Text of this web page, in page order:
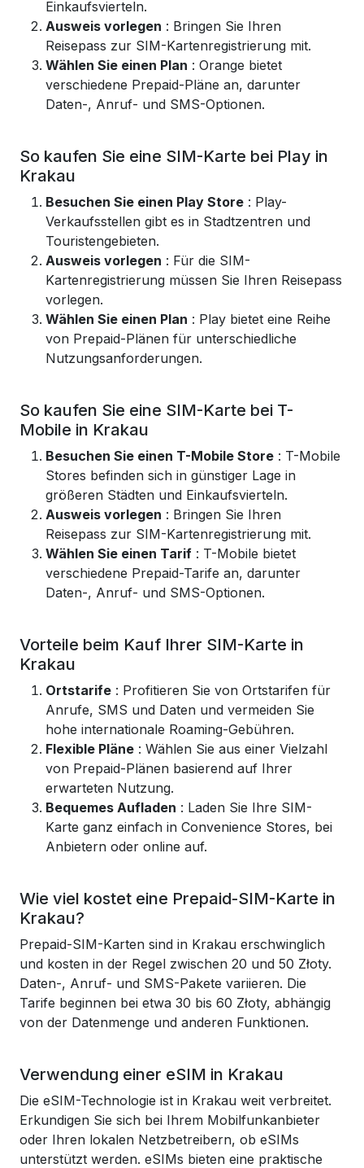
Einkaufsvierteln.
Ausweis vorlegen : Bringen Sie Ihren
Reisepass zur SIM-Kartenregistrierung mit.
Wählen Sie einen Plan : Orange bietet
verschiedene Prepaid-Pläne an, darunter
Daten-, Anruf- und SMS-Optionen.
So kaufen Sie eine SIM-Karte bei Play in
Krakau
Besuchen Sie einen Play Store : Play-
Verkaufsstellen gibt es in Stadtzentren und
Touristengebieten.
Ausweis vorlegen : Für die SIM-
Kartenregistrierung müssen Sie Ihren Reisepass
vorlegen.
Wählen Sie einen Plan : Play bietet eine Reihe
von Prepaid-Plänen für unterschiedliche
Nutzungsanforderungen.
So kaufen Sie eine SIM-Karte bei T-
Mobile in Krakau
Besuchen Sie einen T-Mobile Store : T-Mobile
Stores befinden sich in günstiger Lage in
größeren Städten und Einkaufsvierteln.
Ausweis vorlegen : Bringen Sie Ihren
Reisepass zur SIM-Kartenregistrierung mit.
Wählen Sie einen Tarif : T-Mobile bietet
verschiedene Prepaid-Tarife an, darunter
Daten-, Anruf- und SMS-Optionen.
Vorteile beim Kauf Ihrer SIM-Karte in
Krakau
Ortstarife : Profitieren Sie von Ortstarifen für
Anrufe, SMS und Daten und vermeiden Sie
hohe internationale Roaming-Gebühren.
Flexible Pläne : Wählen Sie aus einer Vielzahl
von Prepaid-Plänen basierend auf Ihrer
erwarteten Nutzung.
Bequemes Aufladen : Laden Sie Ihre SIM-
Karte ganz einfach in Convenience Stores, bei
Anbietern oder online auf.
Wie viel kostet eine Prepaid-SIM-Karte in
Krakau?
Prepaid-SIM-Karten sind in Krakau erschwinglich
und kosten in der Regel zwischen 20 und 50 Złoty.
Daten-, Anruf- und SMS-Pakete variieren. Die
Tarife beginnen bei etwa 30 bis 60 Złoty, abhängig
von der Datenmenge und anderen Funktionen.
Verwendung einer eSIM in Krakau
Die eSIM-Technologie ist in Krakau weit verbreitet.
Erkundigen Sie sich bei Ihrem Mobilfunkanbieter
oder Ihren lokalen Netzbetreibern, ob eSIMs
unterstützt werden. eSIMs bieten eine praktische